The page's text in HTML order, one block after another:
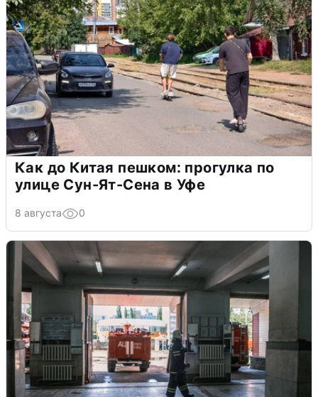
Как до Китая пешком: прогулка по
улице Сун-Ят-Сена в Уфе
8 августа 0